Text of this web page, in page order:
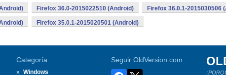
Firefox 36.0-2015022510 (Android) Firefox 36.0.1-2015030506
Firefox 35.0.1-2015020501 (Android)
Categoría
Windows
Seguir OldVersion.com